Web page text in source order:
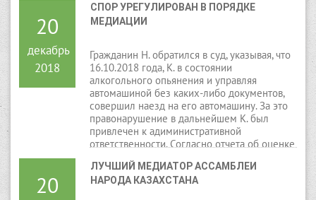
20
декабрь
2018
СПОР УРЕГУЛИРОВАН В ПОРЯДКЕ
МЕДИАЦИИ
Гражданин Н. обратился в суд, указывая, что
16.10.2018 года, К. в состоянии
алкогольного опьянения и управляя
автомашиной без каких-либо документов,
совершил наезд на его автомашину. За это
правонарушение в дальнейшем К. был
привлечен к адиминистративной
ответственности. Согласно отчета об оценке
ему в результате ДТП составил 251181
тенге. Эту сумму материального ущерба
20
ЛУЧШИЙ МЕДИАТОР АССАМБЛЕИ
НАРОДА КАЗАХСТАНА